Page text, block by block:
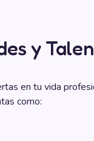
y
en tu vida
como: